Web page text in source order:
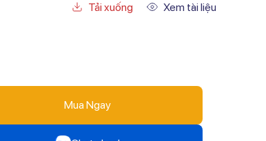
Tải xuống Xem tài liệu
Mua Ngay